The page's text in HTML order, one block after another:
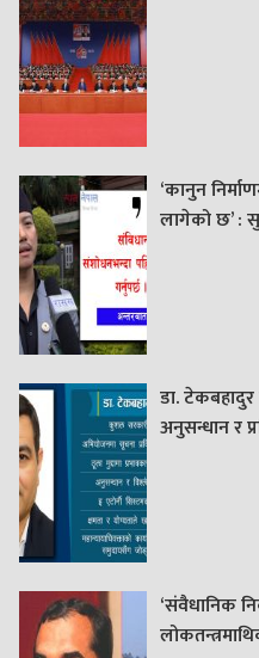
‘कानुन
लागेको छ’ :
डा.
अनुसन्धान र
‘संवैधानिक